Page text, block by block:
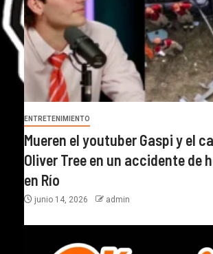
ENTRETENIMIENTO
Mueren el youtuber Gaspi y el
Oliver Tree en un accidente de
en Río
junio 14, 2026 admin